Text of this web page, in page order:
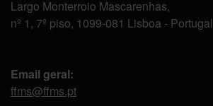
Largo Monterroio Mascarenhas,
nº 1, 7º piso, 1099-081 Lisboa - Portugal
Email geral:
ffms@ffms.pt